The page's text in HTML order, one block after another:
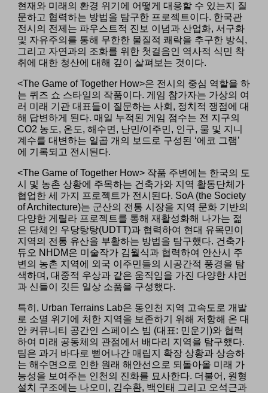
현재와 미래의 환경 위기에 어떻게 대응할 수 있는지 질
문하고 협력하는 방법을 탐구한 프로젝트이다. 한국관
전시의 전제는 파우스트적 진보 이념과 산업화, 서구화
및 자유주의를 통해 무한한 물질적 쾌락을 추구한 방식,
그리고 자연과의 조화를 위한 첫걸음인 역사적 식민 착
취에 대한 청산에 대해 깊이 살펴보는 것이다.
<The Game of Together How>은 전시의 중심 역할을 하
는 퀴즈 쇼 스타일의 작품이다. 게임 참가자는 가상의 여
러 미래 기관 대표들이 질문하는 사회, 정치적 쟁점에 대
해 답변하게 된다. 매일 누적된 게임 점수는 전 지구의
CO2 농도, 온도, 해수면, 난민/이주민, 인구, 물 및 지니
계수를 대변하는 일곱 개의 보드로 구성된 ‘에코 그램’
에 기록되고 전시된다.
<The Game of Together How> 작품 주변에는 한국의 도
시 및 농촌 상황에 주목하는 건축가와 지역 활동단체가
협업한 세 가지 프로젝트가 전시된다. SoA (the Society
of Architecture)는 군산의 전통 시장을 지역 문화 기반의
다양한 게릴라 프로젝트를 통해 재활성화해 나가는 젊
은 단체인 우당탕탕(UDTT)과 협력하여 현대 유목민이
지역의 전통 유산을 부활하는 방법을 탐구했다. 건축가
듀오 NHDM은 미술작가 김월식과 협력하여 안산시 주
변의 농촌 지역에 외국 이주민들의 시공간적 풍경을 탐
색하며, 대중적 우상과 같은 움직임을 가진 다양한 샤먼
과 신들이 깃든 일상 소품을 구성했다.
특히, Urban Terrains Lab은 동인천 지역 고속도로 개발
로 소멸 위기에 처한 지역을 보존하기 위해 저항해 온 대
안 커뮤니티 공간인 스페이스 빔 (대표: 민운기)와 협력
하여 미래 공동체의 관점에서 배다리 지역을 탐구했다.
팀은 과거 바다로 뻗어나간 매립지 확장 상황과 상승하
는 해수면으로 인한 원래 해안선으로 되돌아올 미래 가
능성을 보여주는 인천의 진화를 묘사한다. 더불어, 원형
설치 구조에는 나오미, 김수환, 백인태 그리고 오석근과